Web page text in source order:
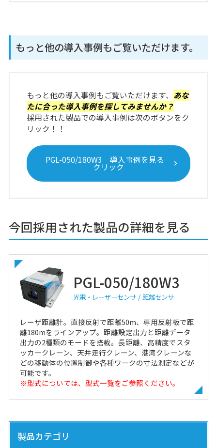
もっと他の導入事例もご覧いただけます。
もっと他の導入事例もご覧いただけます、 あな
たに合った導入事例を探してみませんか？
採用された製品での導入事例は次のボタンをク
リック！！
PGL-050/180W3 導入事例を見る
クリック
今回採用された製品の詳細を見る
PGL-050/180W3
光電・レーザーセンサ 距離センサ
レーザ距離計。直接反射で距離50m、専用反射板で距
離180mをラインアップ。距離設定出力と距離データ
出力の2種類のモードを搭載。長距離、高精度でスタ
ッカークレーン、天井走行クレーン、港湾クレーンな
どの移動体の位置制御や各種ワークの寸法測定などが
可能です。
※型式については、型式一覧をご参照ください。
製品カテゴリ